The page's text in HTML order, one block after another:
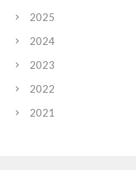
2025
2024
2023
2022
2021